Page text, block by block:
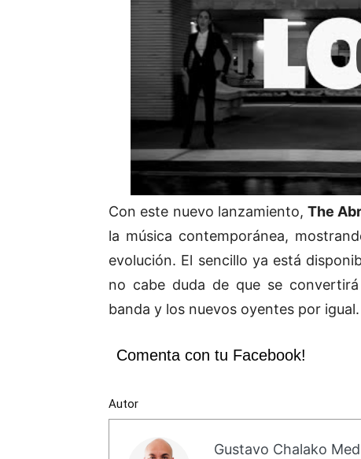
Con este nuevo lanzamiento,The
la música contemporánea,
evolución. El sencillo ya está
no cabe duda de que se
banda y los nuevos oyentes por igual.
Comenta con tu Facebook!
Autor
Gustavo Chalako